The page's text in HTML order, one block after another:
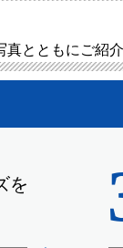
真とともにご紹